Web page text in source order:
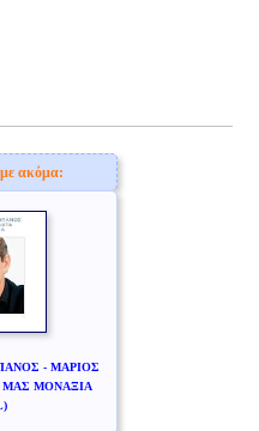
ακόμα:
- ΜΑΡΙΟΣ
ΜΟΝΑΞΙΑ